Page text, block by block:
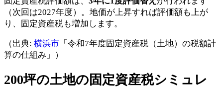
（次回は2027年度）。地価が上昇すれば評価額も上が
り、固定資産税も増加します。
（出典: 横浜市 「令和7年度固定資産税（土地）の税額計
算の仕組み」）
200坪の土地の固定資産税シミュレ